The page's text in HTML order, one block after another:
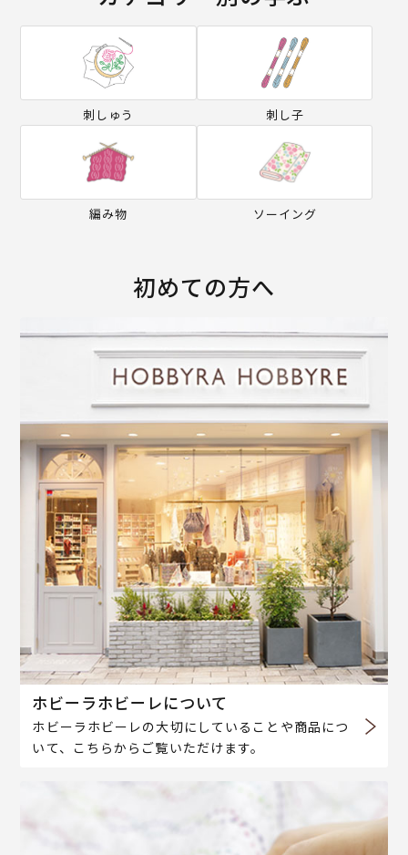
刺しゅう 刺し子
編み物 ソーイング
初めての方へ
ホビーラホビーレについて
ホビーラホビーレの大切にしていることや商品につ
いて、こちらからご覧いただけます。